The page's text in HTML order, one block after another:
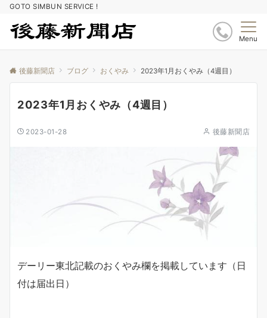
GOTO SIMBUN SERVICE !
Menu
後藤新聞店 ブログ おくやみ 2023年1月おくやみ（4週目）
2023年1月おくやみ（4週目）
2023-01-28 後藤新聞店
デーリー東北記載のおくやみ欄を掲載しています（日
付は届出日）